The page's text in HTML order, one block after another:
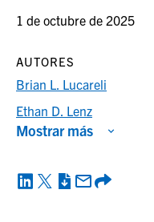
1 de octubre de 2025
AUTORES
Brian L. Lucareli
Ethan D. Lenz
Mostrar más